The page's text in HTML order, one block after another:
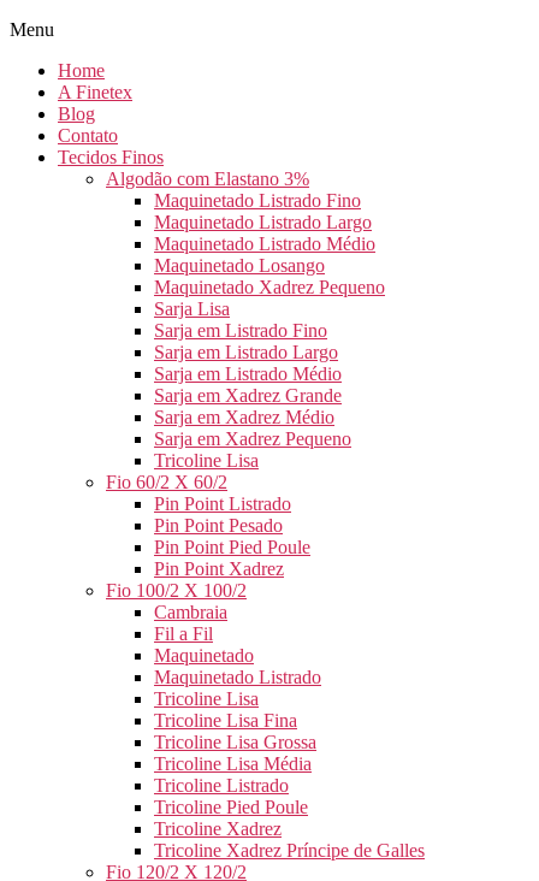
Menu
Home
A Finetex
Blog
Contato
Tecidos Finos
Algodão com Elastano 3%
Maquinetado Listrado Fino
Maquinetado Listrado Largo
Maquinetado Listrado Médio
Maquinetado Losango
Maquinetado Xadrez Pequeno
Sarja Lisa
Sarja em Listrado Fino
Sarja em Listrado Largo
Sarja em Listrado Médio
Sarja em Xadrez Grande
Sarja em Xadrez Médio
Sarja em Xadrez Pequeno
Tricoline Lisa
Fio 60/2 X 60/2
Pin Point Listrado
Pin Point Pesado
Pin Point Pied Poule
Pin Point Xadrez
Fio 100/2 X 100/2
Cambraia
Fil a Fil
Maquinetado
Maquinetado Listrado
Tricoline Lisa
Tricoline Lisa Fina
Tricoline Lisa Grossa
Tricoline Lisa Média
Tricoline Listrado
Tricoline Pied Poule
Tricoline Xadrez
Tricoline Xadrez Príncipe de Galles
Fio 120/2 X 120/2